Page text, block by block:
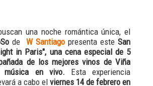
una noche romántica única, el
de W Santiago presenta este San
in Paris", una cena especial de 5
de los mejores vinos de Viña
en vivo. Esta experiencia
a cabo el viernes 14 de febrero en